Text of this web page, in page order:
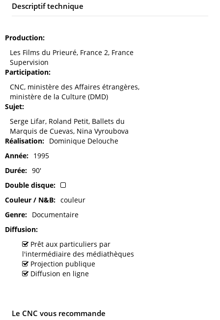
Descriptif technique
Production
Les Films du Prieuré, France 2, France
Supervision
Participation
CNC, ministère des Affaires étrangères,
ministère de la Culture (DMD)
Sujet
Serge Lifar, Roland Petit, Ballets du
Marquis de Cuevas, Nina Vyroubova
Réalisation
Dominique Delouche
Année
1995
Durée
90'
Double disque
Couleur / N&B
couleur
Genre
Documentaire
Diffusion
Prêt aux particuliers par
l'intermédiaire des médiathèques
Projection publique
Diffusion en ligne
Le CNC vous recommande